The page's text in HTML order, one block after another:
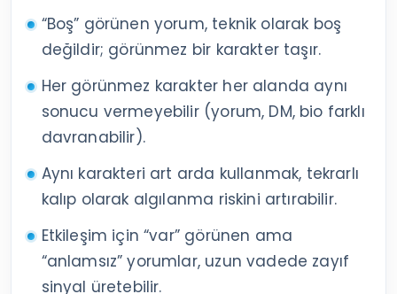
“Boş” görünen yorum, teknik olarak boş
değildir; görünmez bir karakter taşır.
Her görünmez karakter her alanda aynı
sonucu vermeyebilir (yorum, DM, bio farklı
davranabilir).
Aynı karakteri art arda kullanmak, tekrarlı
kalıp olarak algılanma riskini artırabilir.
Etkileşim için “var” görünen ama
“anlamsız” yorumlar, uzun vadede zayıf
sinyal üretebilir.